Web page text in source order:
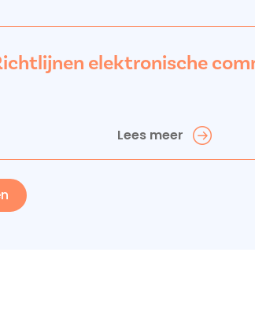
elektronische
Lees meer